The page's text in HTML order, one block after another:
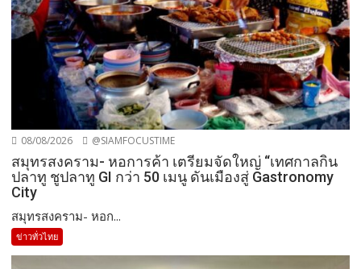
08/08/2026 @SIAMFOCUSTIME
สมุทรสงคราม- หอการค้า เตรียมจัดใหญ่ “เทศกาลกิน
ปลาทู ชูปลาทู GI กว่า 50 เมนู ดันเมืองสู่ Gastronomy
City
สมุทรสงคราม- หอก...
ข่าวทั่วไทย